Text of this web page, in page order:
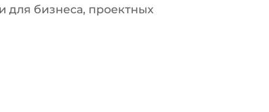
для бизнеса, проектных